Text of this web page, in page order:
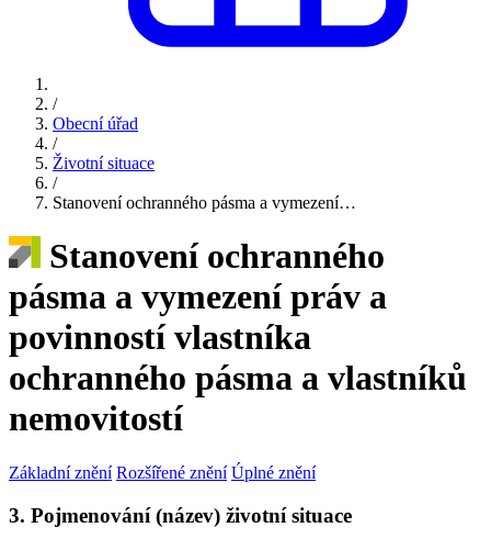
/
Obecní úřad
/
Životní situace
/
Stanovení ochranného pásma a vymezení…
Stanovení ochranného
pásma a vymezení práv a
povinností vlastníka
ochranného pásma a vlastníků
nemovitostí
Základní znění Rozšířené znění Úplné znění
3. Pojmenování (název) životní situace